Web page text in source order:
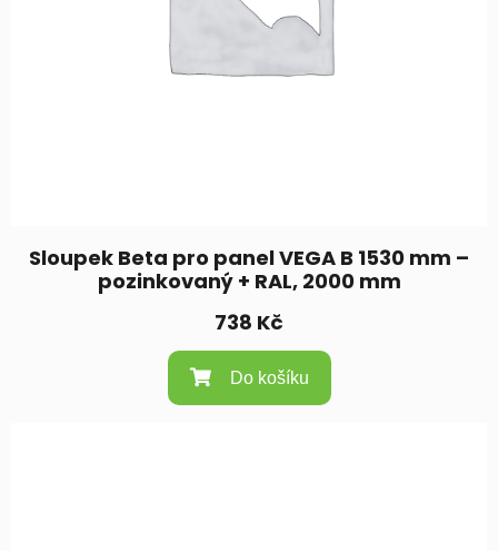
Sloupek Beta pro panel VEGA B 1530 mm –
pozinkovaný + RAL, 2000 mm
738 Kč
Do košíku